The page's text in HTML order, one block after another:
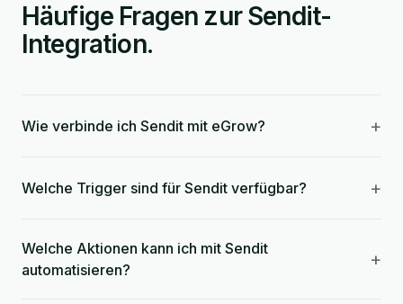
Häufige Fragen zur Sendit-
Integration.
Wie verbinde ich Sendit mit eGrow? +
Welche Trigger sind für Sendit verfügbar? +
Welche Aktionen kann ich mit Sendit
automatisieren?
+